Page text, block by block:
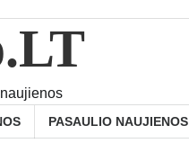
PASAULIO NAUJIENOS